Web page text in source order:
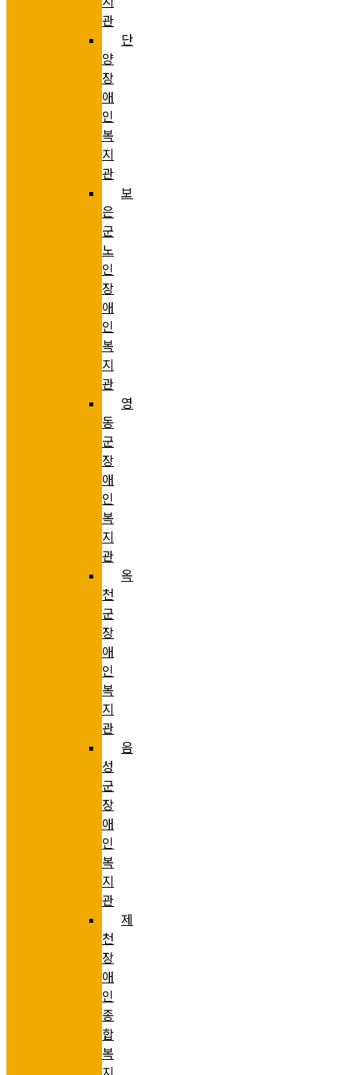
관
단
양
장
애
인
복
지
관
보
은
군
노
인
장
애
인
복
지
관
영
동
군
장
애
인
복
지
관
옥
천
군
장
애
인
복
지
관
음
성
군
장
애
인
복
지
관
제
천
장
애
인
종
합
복